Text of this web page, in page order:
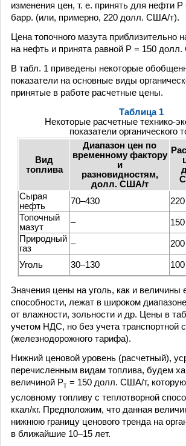
изменения цен, т. е. принять для нефти
барр. (или, примерно, 220 долл. США/т).
Цена топочного мазута приблизительно
на нефть и принята равной Р = 150
В табл. 1 приведены некоторые
показатели на основные виды
принятые в работе расчетные цены.
Таблица 1
Некоторые расчетные технико-
показатели органического
Вид
топлива
Диапазон цен по
временному фактору
и
разновидностям,
долл. США/т
Сырая
нефть
70–430 220
Топочный
мазут
– 150
Природный
газ
– 200
Уголь
30–130 100
Значения цены на уголь, как и величины
способности, лежат в широком
от влажности, зольности и др. Цены в
учетом НДС, но без учета транспортной
(железнодорожного тарифа).
Нижний ценовой уровень (расчетный),
перечисленным видам топлива, будем
величиной Рт = 150 долл. США/т,
условному топливу с теплотворной
ккал/кг. Предположим, что данная
нижнюю границу ценового тренда на
в ближайшие 10–15 лет.